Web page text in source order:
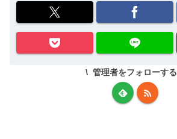
管理者をフォローする